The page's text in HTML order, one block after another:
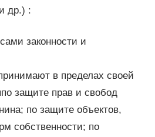
др.) :
законности и
в пределах своей
защите прав и свобод
по защите объектов,
собственности; по